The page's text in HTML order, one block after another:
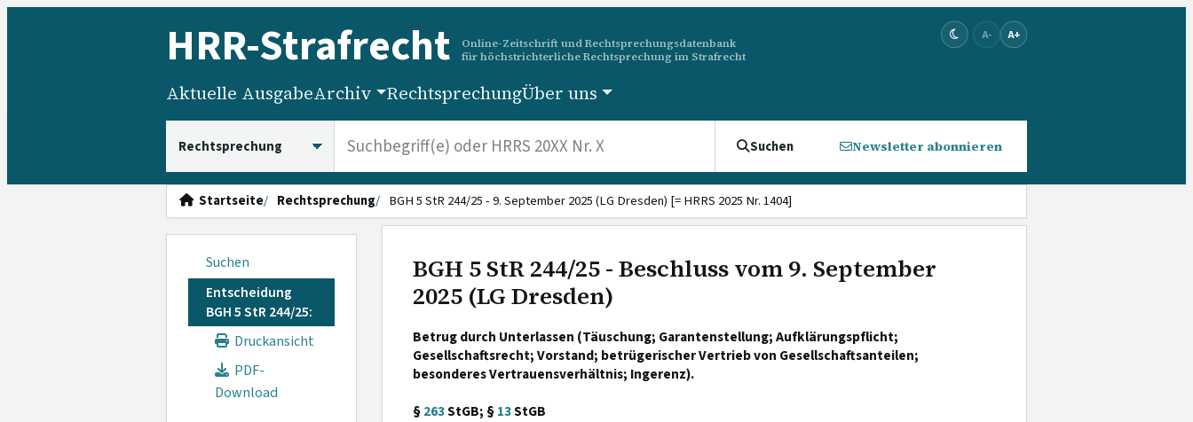
HRR-Strafrecht
Online-Zeitschrift und Rechtsprechungsdatenbank
für höchstrichterliche Rechtsprechung im Strafrecht
A- A+
Aktuelle AusgabeArchiv RechtsprechungÜber uns
Suchen Newsletter abonnieren
Startseite Rechtsprechung BGH 5 StR 244/25 - 9. September 2025 (LG Dresden) [= HRRS 2025 Nr. 1404]
Suchen
Entscheidung
BGH 5 StR 244/25:
Druckansicht
PDF-
Download
BGH 5 StR 244/25 - Beschluss vom 9. September
2025 (LG Dresden)
Betrug durch Unterlassen (Täuschung; Garantenstellung; Aufklärungspflicht;
Gesellschaftsrecht; Vorstand; betrügerischer Vertrieb von Gesellschaftsanteilen;
besonderes Vertrauensverhältnis; Ingerenz).
§263StGB; §13StGB